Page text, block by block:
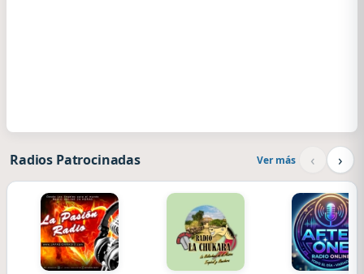
Radios Patrocinadas Ver más ‹ ›